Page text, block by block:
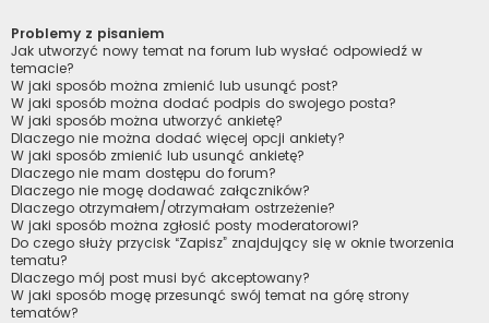
Problemy z pisaniem
Jak utworzyć nowy temat na forum lub wysłać odpowiedź w
temacie?
W jaki sposób można zmienić lub usunąć post?
W jaki sposób można dodać podpis do swojego posta?
W jaki sposób można utworzyć ankietę?
Dlaczego nie można dodać więcej opcji ankiety?
W jaki sposób zmienić lub usunąć ankietę?
Dlaczego nie mam dostępu do forum?
Dlaczego nie mogę dodawać załączników?
Dlaczego otrzymałem/otrzymałam ostrzeżenie?
W jaki sposób można zgłosić posty moderatorowi?
Do czego służy przycisk “Zapisz” znajdujący się w oknie tworzenia
tematu?
Dlaczego mój post musi być akceptowany?
W jaki sposób mogę przesunąć swój temat na górę strony
tematów?